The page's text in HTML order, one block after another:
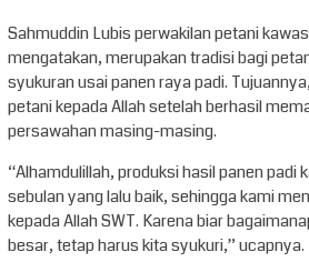
Sahmuddin Lubis perwakilan petani
mengatakan, merupakan tradisi bagi
syukuran usai panen raya padi.
petani kepada Allah setelah berhasil
persawahan masing-masing.
“Alhamdulillah, produksi hasil panen padi
sebulan yang lalu baik, sehingga kami
kepada Allah SWT. Karena biar
besar, tetap harus kita syukuri,” ucapnya.